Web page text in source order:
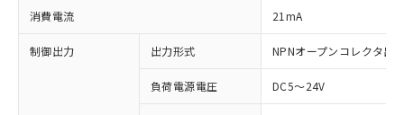
消費電流 21mA
制御出力 出力形式 NPNオープンコレクタ出
負荷電源電圧 DC5～24V
※1 対応状況
対応済み：EU RoHS指令（10物質）の
非含有に対応した製品が提供可能な商品で
対応予定：EU RoHS指令（10物質）の非含